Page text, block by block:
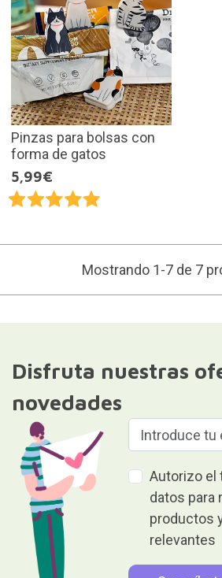
Pinzas para bolsas con
forma de gatos
5,99€
Mostrando 1-7 de 7
Disfruta nuestras
novedades
Autorizo el
datos para
productos
relevantes